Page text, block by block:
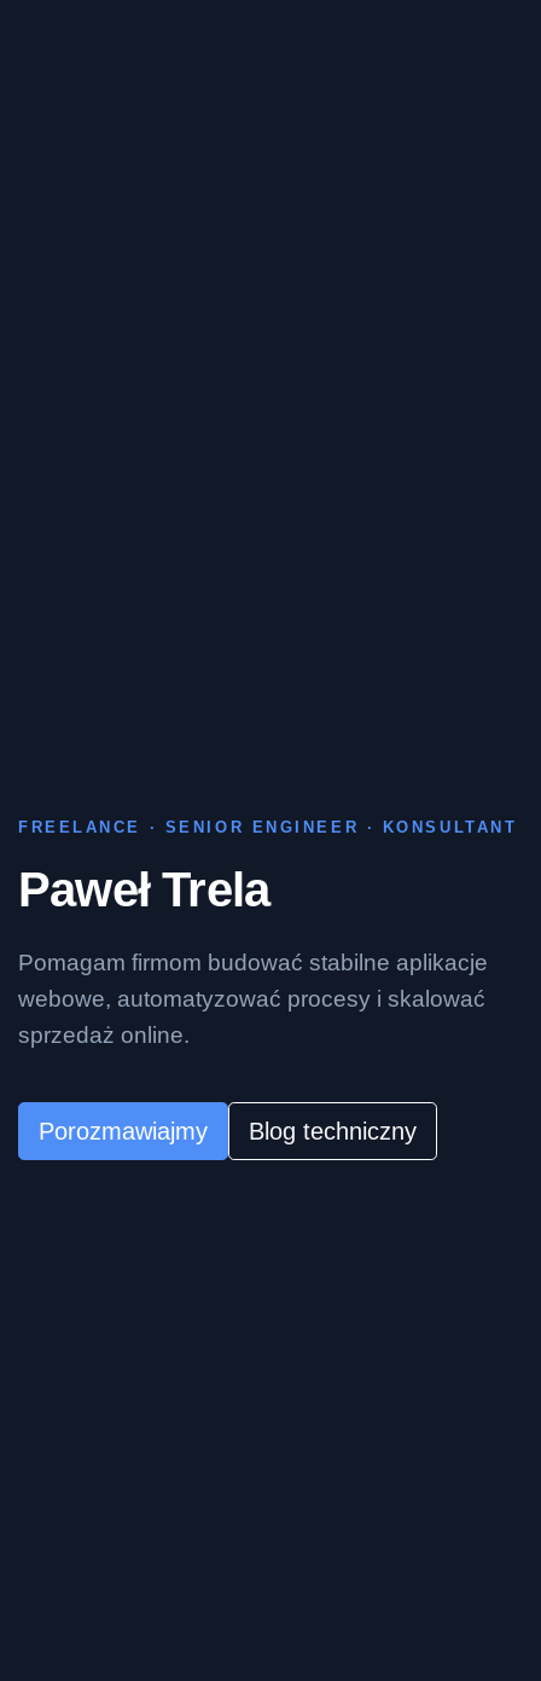
FREELANCE · SENIOR ENGINEER · KONSULTANT
Paweł Trela
Pomagam firmom budować stabilne aplikacje
webowe, automatyzować procesy i skalować
sprzedaż online.
Porozmawiajmy Blog techniczny